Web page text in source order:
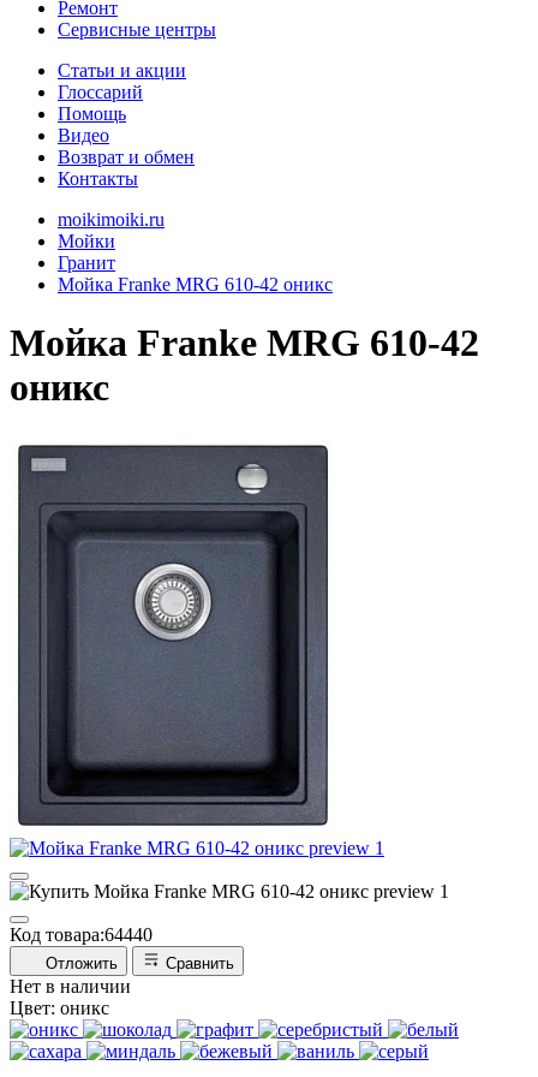
Ремонт
Сервисные центры
Статьи и акции
Глоссарий
Помощь
Видео
Возврат и обмен
Контакты
moikimoiki.ru
Мойки
Гранит
Мойка Franke MRG 610-42 оникс
Мойка Franke MRG 610-42
оникс
Код товара:64440
Отложить Сравнить
Нет в наличии
Цвет: оникс